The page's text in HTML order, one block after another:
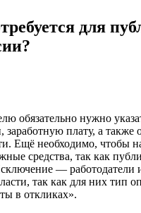
для
обязательно нужно
заработную плату, а также
Ещё необходимо, чтобы
средства, так как
— работодатели
так как для них тип
в откликах».